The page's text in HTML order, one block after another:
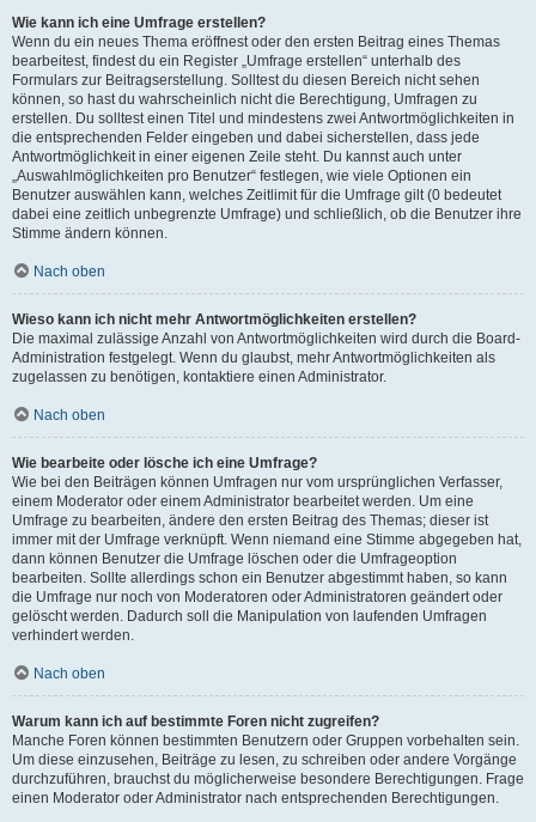
Wie kann ich eine Umfrage erstellen?
Wenn du ein neues Thema eröffnest oder den ersten Beitrag eines Themas
bearbeitest, findest du ein Register „Umfrage erstellen“ unterhalb des
Formulars zur Beitragserstellung. Solltest du diesen Bereich nicht sehen
können, so hast du wahrscheinlich nicht die Berechtigung, Umfragen zu
erstellen. Du solltest einen Titel und mindestens zwei Antwortmöglichkeiten in
die entsprechenden Felder eingeben und dabei sicherstellen, dass jede
Antwortmöglichkeit in einer eigenen Zeile steht. Du kannst auch unter
„Auswahlmöglichkeiten pro Benutzer“ festlegen, wie viele Optionen ein
Benutzer auswählen kann, welches Zeitlimit für die Umfrage gilt (0 bedeutet
dabei eine zeitlich unbegrenzte Umfrage) und schließlich, ob die Benutzer ihre
Stimme ändern können.
Nach oben
Wieso kann ich nicht mehr Antwortmöglichkeiten erstellen?
Die maximal zulässige Anzahl von Antwortmöglichkeiten wird durch die Board-
Administration festgelegt. Wenn du glaubst, mehr Antwortmöglichkeiten als
zugelassen zu benötigen, kontaktiere einen Administrator.
Nach oben
Wie bearbeite oder lösche ich eine Umfrage?
Wie bei den Beiträgen können Umfragen nur vom ursprünglichen Verfasser,
einem Moderator oder einem Administrator bearbeitet werden. Um eine
Umfrage zu bearbeiten, ändere den ersten Beitrag des Themas; dieser ist
immer mit der Umfrage verknüpft. Wenn niemand eine Stimme abgegeben hat,
dann können Benutzer die Umfrage löschen oder die Umfrageoption
bearbeiten. Sollte allerdings schon ein Benutzer abgestimmt haben, so kann
die Umfrage nur noch von Moderatoren oder Administratoren geändert oder
gelöscht werden. Dadurch soll die Manipulation von laufenden Umfragen
verhindert werden.
Nach oben
Warum kann ich auf bestimmte Foren nicht zugreifen?
Manche Foren können bestimmten Benutzern oder Gruppen vorbehalten sein.
Um diese einzusehen, Beiträge zu lesen, zu schreiben oder andere Vorgänge
durchzuführen, brauchst du möglicherweise besondere Berechtigungen. Frage
einen Moderator oder Administrator nach entsprechenden Berechtigungen.